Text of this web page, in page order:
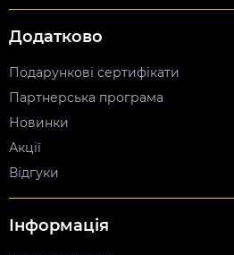
Додатково
Подарункові сертифікати
Партнерська програма
Новинки
Акції
Відгуки
Інформація